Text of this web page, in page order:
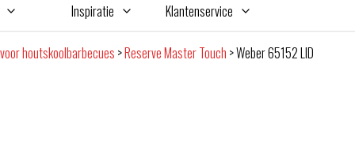
Inspiratie Klantenservice
houtskoolbarbecues >Reserve Master Touch >Weber 65152 LID